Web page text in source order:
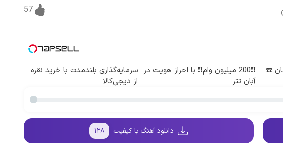
57
☎️
❗❗200 میلیون وام❗❗ با احراز هویت در
آبان تتر
سرمایه‌گذاری بلندمدت با خرید نقره
از دیجی‌کالا
دانلود آهنگ با کیفیت ۱۲۸